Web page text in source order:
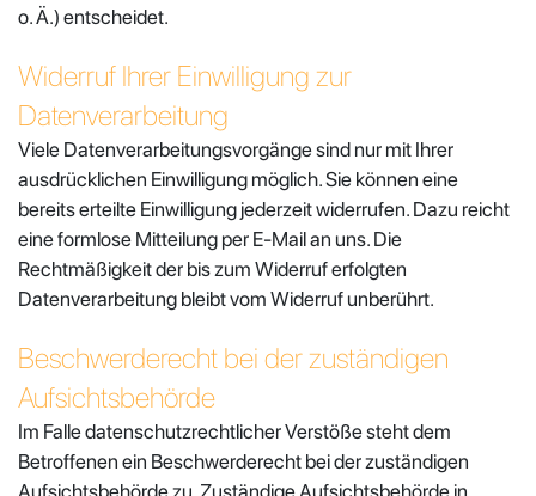
o. Ä.) entscheidet.
Widerruf Ihrer Einwilligung zur
Datenverarbeitung
Viele Datenverarbeitungsvorgänge sind nur mit Ihrer
ausdrücklichen Einwilligung möglich. Sie können eine
bereits erteilte Einwilligung jederzeit widerrufen. Dazu reicht
eine formlose Mitteilung per E-Mail an uns. Die
Rechtmäßigkeit der bis zum Widerruf erfolgten
Datenverarbeitung bleibt vom Widerruf unberührt.
Beschwerderecht bei der zuständigen
Aufsichtsbehörde
Im Falle datenschutzrechtlicher Verstöße steht dem
Betroffenen ein Beschwerderecht bei der zuständigen
Aufsichtsbehörde zu. Zuständige Aufsichtsbehörde in